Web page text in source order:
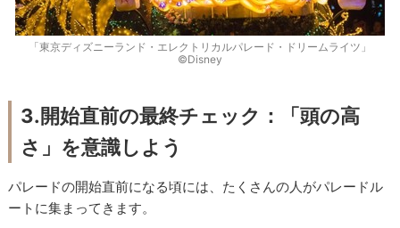
「東京ディズニーランド・エレクトリカルパレード・ドリームライツ」
©︎Disney
3.開始直前の最終チェック：「頭の高
さ」を意識しよう
パレードの開始直前になる頃には、たくさんの人がパレードル
ートに集まってきます。